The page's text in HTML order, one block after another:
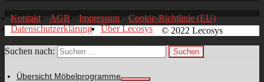
Kontakt AGB Impressum
Cookie-Richtlinie (EU)
Datenschutzerklärung
Über Lecosys © 2022 Lecosys
Suchen nach:
Übersicht Möbelprogramme